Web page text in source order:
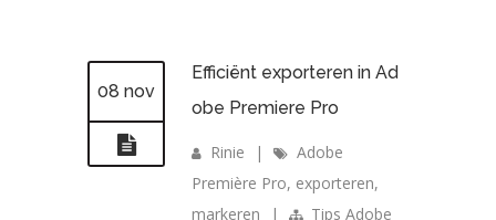
08 nov
Efficiënt exporteren in Ad
obe Premiere Pro
Rinie |
Adobe
Première Pro, exporteren,
markeren
|
Tips Adobe